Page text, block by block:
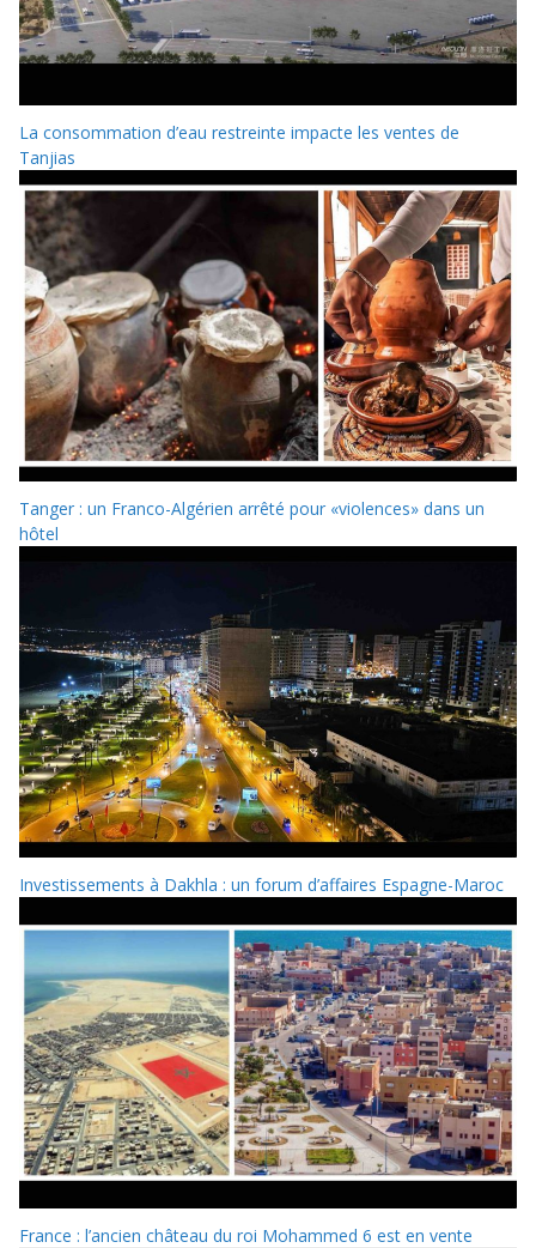
La consommation d’eau restreinte impacte les ventes de
Tanjias
Tanger : un Franco-Algérien arrêté pour «violences» dans un
hôtel
Investissements à Dakhla : un forum d’affaires Espagne-Maroc
France : l’ancien château du roi Mohammed 6 est en vente